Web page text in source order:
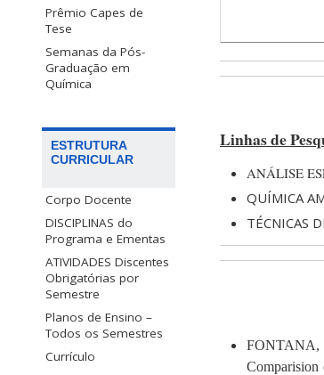
Prêmio Capes de
Tese
Semanas da Pós-
Graduação em
Química
ESTRUTURA
CURRICULAR
Corpo Docente
DISCIPLINAS do
Programa e Ementas
ATIVIDADES Discentes
Obrigatórias por
Semestre
Planos de Ensino –
Todos os Semestres
Currículo
Linhas de
ANÁLISE
QUÍMICA
TÉCNICAS